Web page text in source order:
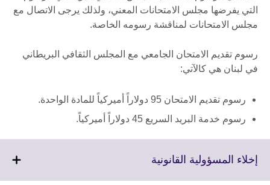
التي يفرضها مجلس الامتحانات المعني، ولذلك يرجى الاتصال مع
مجلس الامتحانات لمناقشة رسومه الخاصة.
رسوم تقديم الامتحان الجامعي مع المجلس الثقافي البريطاني
في لبنان هي كالآتي:
رسوم تقديم الامتحان 95 دولاراً أميركياً للمادة الواحدة.
رسوم خدمة البريد السريع 45 دولاراً أميركياً.
إخلاء المسؤولية القانونية